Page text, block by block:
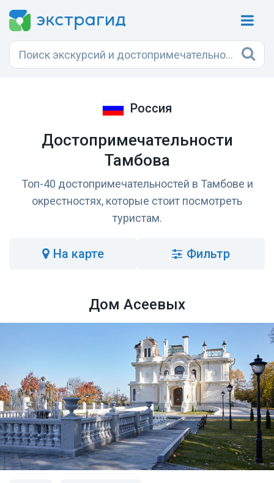
Россия
Достопримечательности
Тамбова
Топ-40 достопримечательностей в Тамбове и
окрестностях, которые стоит посмотреть
туристам.
на карте Фильтр
Дом Асеевых